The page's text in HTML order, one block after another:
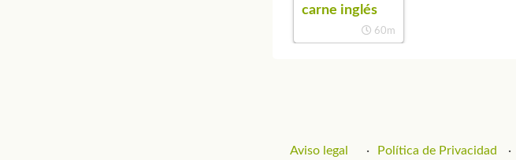
carne inglés
60m
Aviso legal Política de Privacidad